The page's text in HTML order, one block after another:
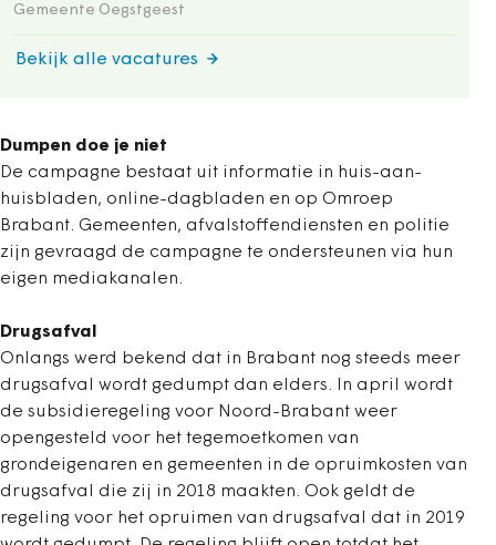
Gemeente Oegstgeest
Bekijk alle vacatures
Dumpen doe je niet
De campagne bestaat uit informatie in huis-aan-
huisbladen, online-dagbladen en op Omroep
Brabant. Gemeenten, afvalstoffendiensten en politie
zijn gevraagd de campagne te ondersteunen via hun
eigen mediakanalen.
Drugsafval
Onlangs werd bekend dat in Brabant nog steeds meer
drugsafval wordt gedumpt dan elders. In april wordt
de subsidieregeling voor Noord-Brabant weer
opengesteld voor het tegemoetkomen van
grondeigenaren en gemeenten in de opruimkosten van
drugsafval die zij in 2018 maakten. Ook geldt de
regeling voor het opruimen van drugsafval dat in 2019